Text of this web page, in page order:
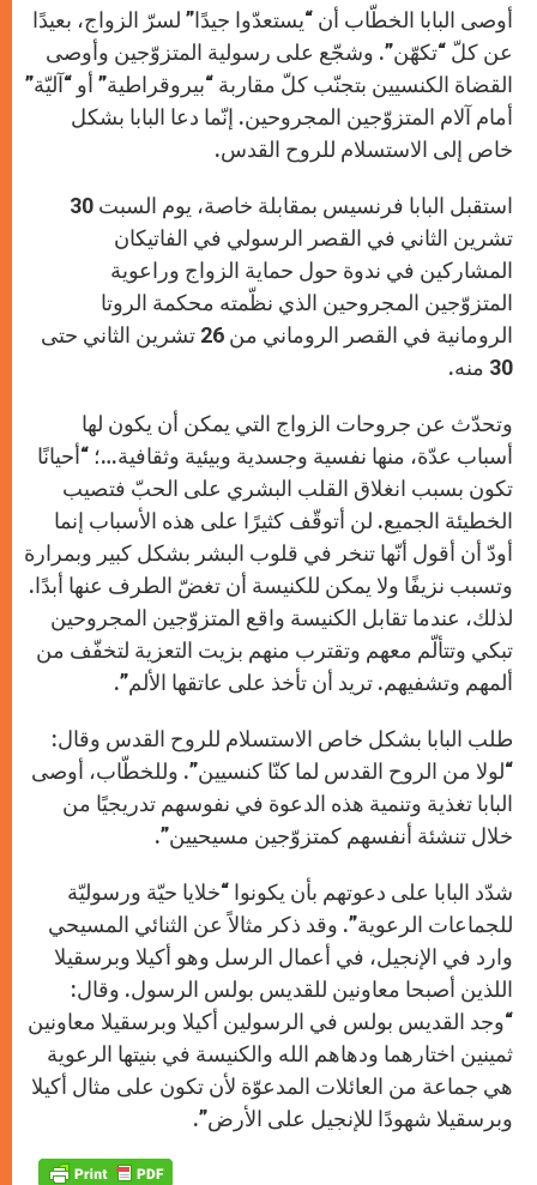
p
p
g
e
r
o
k
r
أوصى البابا الخطّاب أن “يستعدّوا جيدًا” لسرّ الزواج، بعيدًا
عن كلّ “تكهّن”. وشجّع على رسولية المتزوّجين وأوصى
القضاة الكنسيين بتجنّب كلّ مقاربة “بيروقراطية” أو “آليّة”
أمام آلام المتزوّجين المجروحين. إنّما دعا البابا بشكل
خاص إلى الاستسلام للروح القدس.
استقبل البابا فرنسيس بمقابلة خاصة، يوم السبت 30
تشرين الثاني في القصر الرسولي في الفاتيكان
المشاركين في ندوة حول حماية الزواج وراعوية
المتزوّجين المجروحين الذي نظّمته محكمة الروتا
الرومانية في القصر الروماني من 26 تشرين الثاني حتى
30 منه.
وتحدّث عن جروحات الزواج التي يمكن أن يكون لها
أسباب عدّة، منها نفسية وجسدية وبيئية وثقافية…؛ “أحيانًا
تكون بسبب انغلاق القلب البشري على الحبّ فتصيب
الخطيئة الجميع. لن أتوقّف كثيرًا على هذه الأسباب إنما
أودّ أن أقول أنّها تنخر في قلوب البشر بشكل كبير وبمرارة
وتسبب نزيفًا ولا يمكن للكنيسة أن تغضّ الطرف عنها أبدًا.
لذلك، عندما تقابل الكنيسة واقع المتزوّجين المجروحين
تبكي وتتألّم معهم وتقترب منهم بزيت التعزية لتخفّف من
ألمهم وتشفيهم. تريد أن تأخذ على عاتقها الألم”.
طلب البابا بشكل خاص الاستسلام للروح القدس وقال:
“لولا من الروح القدس لما كنّا كنسيين”. وللخطّاب، أوصى
البابا تغذية وتنمية هذه الدعوة في نفوسهم تدريجيًا من
خلال تنشئة أنفسهم كمتزوّجين مسيحيين”.
شدّد البابا على دعوتهم بأن يكونوا “خلايا حيّة ورسوليّة
للجماعات الرعوية”. وقد ذكر مثالاً عن الثنائي المسيحي
وارد في الإنجيل، في أعمال الرسل وهو أكيلا وبرسقيلا
اللذين أصبحا معاونين للقديس بولس الرسول. وقال:
“وجد القديس بولس في الرسولين أكيلا وبرسقيلا معاونين
ثمينين اختارهما ودهاهم الله والكنيسة في بنيتها الرعوية
هي جماعة من العائلات المدعوّة لأن تكون على مثال أكيلا
وبرسقيلا شهودًا للإنجيل على الأرض”.